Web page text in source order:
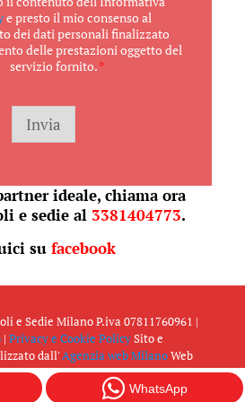
e presto il mio consenso al
dei dati personali finalizzato
delle prestazioni oggetto del
servizio fornito.*
Invia
ideale, chiama ora
e sedieal 3381404773.
su facebook
e Sedie Milano P.iva 07811760961 |
| Privacy e Cookie PolicySito e
dall'Agenzia web MilanoWeb
Revolution.
WhatsApp